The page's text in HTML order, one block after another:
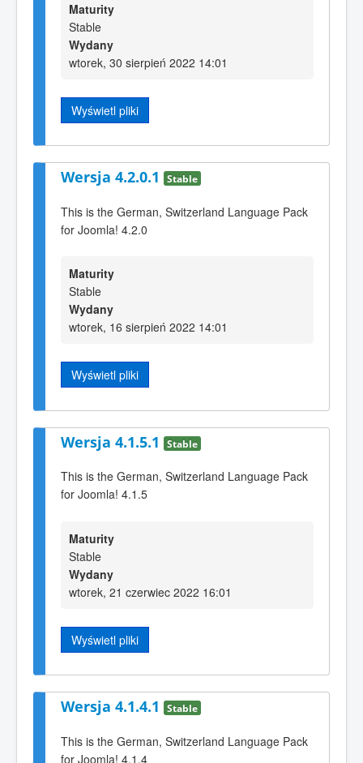
Maturity
Stable
Wydany
wtorek, 30 sierpień 2022 14:01
Wyświetl pliki
Wersja 4.2.0.1 Stable
This is the German, Switzerland Language Pack
for Joomla! 4.2.0
Maturity
Stable
Wydany
wtorek, 16 sierpień 2022 14:01
Wyświetl pliki
Wersja 4.1.5.1 Stable
This is the German, Switzerland Language Pack
for Joomla! 4.1.5
Maturity
Stable
Wydany
wtorek, 21 czerwiec 2022 16:01
Wyświetl pliki
Wersja 4.1.4.1 Stable
This is the German, Switzerland Language Pack
for Joomla! 4.1.4